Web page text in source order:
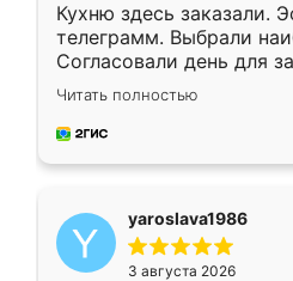
Кухню здесь заказали.
телеграмм. Выбрали
Согласовали день для
недели кухня была уже
довольны работой.
мебель за качественную
Читать полностью
yaroslava1986
3 августа 2026